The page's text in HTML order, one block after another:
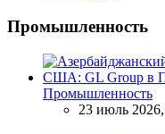
Промышленность
Промышленность
23 июль